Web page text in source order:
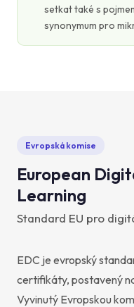
setkat také s
synonymum pro
Evropská komise
European
Learning
Standard EU pro
EDC je evropský
certifikáty, postavený
Vyvinutý Evropskou